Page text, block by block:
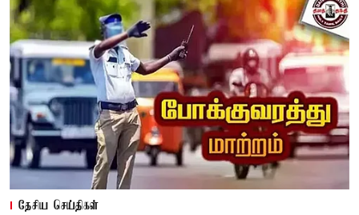
தேசிய செய்திகள்